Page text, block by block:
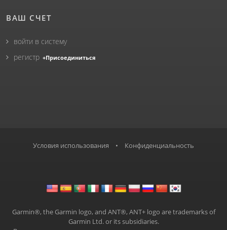
ВАШ СЧЕТ
войти в систему
регистр +Присоединиться
Условия использования • Конфиденциальность
Garmin®, the Garmin logo, and ANT®, ANT+ logo are trademarks of
Garmin Ltd. or its subsidiaries.